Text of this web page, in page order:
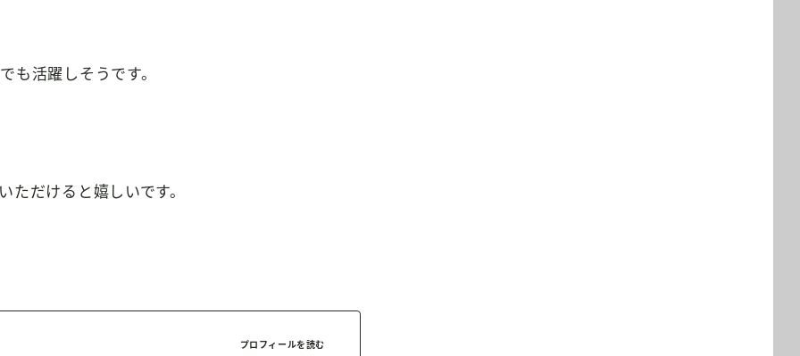
も活躍しそうです。
ただけると嬉しいです。
プロフィールを読む